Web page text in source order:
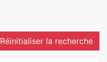
Réinitialiser la recherche